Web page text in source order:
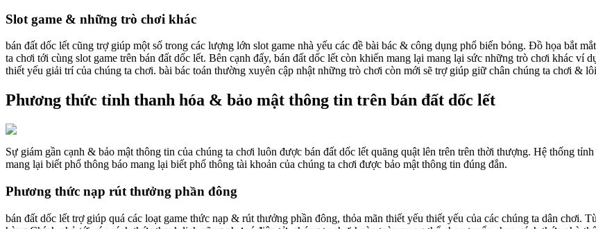
Slot game & những trò chơi khác
bán đất dốc lết cũng trợ giúp một số trong các lượng lớn slot game nhà yếu các đề bài bác & công dụng phổ biến bỏng. Đồ họa bắt
ta chơi tới cùng slot game trên bán đất dốc lết. Bên cạnh đấy, bán đất dốc lết còn khiến mang lại mang lại sức những trò chơi khác
thiết yếu giải trí của chúng ta chơi. bài bác toán thường xuyên cập nhật những trò chơi còn mới sẽ trợ giúp giữ chân chúng ta chơi &
Phương thức tỉnh thanh hóa & bảo mật thông tin trên bán đất dốc lết
Sự giám gần cạnh & bảo mật thông tin của chúng ta chơi luôn được bán đất dốc lết quăng quật lên trên trên thời thượng. Hệ thống
mang lại biết phổ thông báo mang lại biết phổ thông tài khoản của chúng ta chơi được bảo mật thông tin đúng đắn.
Phương thức nạp rút thưởng phần đông
bán đất dốc lết trợ giúp quá các loạt game thức nạp & rút thưởng phần đông, thỏa mãn thiết yếu thiết yếu của các chúng ta dân chơi.